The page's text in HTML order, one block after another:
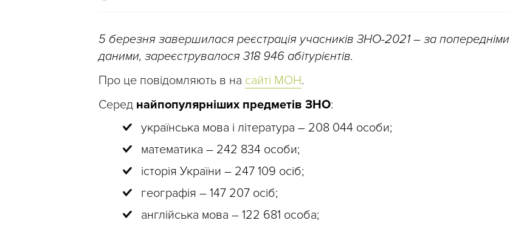
5 березня завершилася реєстрація учасників ЗНО-2021 – за попередніми
даними, зареєструвалося 318 946 абітурієнтів.
Про це повідомляють в на сайті МОН.
Серед найпопулярніших предметів ЗНО:
українська мова і література – 208 044 особи;
математика – 242 834 особи;
історія України – 247 109 осіб;
географія – 147 207 осіб;
англійська мова – 122 681 особа;